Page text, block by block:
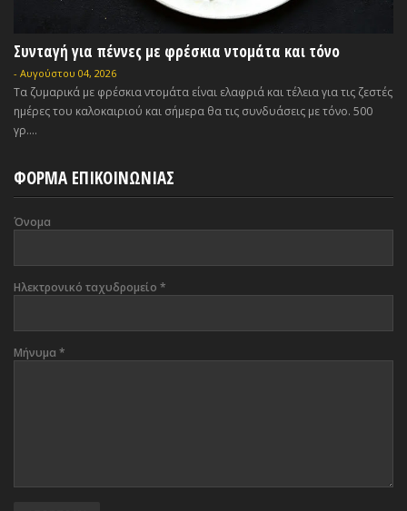
Συνταγή για πέννες με φρέσκια ντομάτα και τόνο
- Αυγούστου 04, 2026
Τα ζυμαρικά με φρέσκια ντομάτα είναι ελαφριά και τέλεια για τις ζεστές
ημέρες του καλοκαιριού και σήμερα θα τις συνδυάσεις με τόνο. 500
γρ....
ΦΟΡΜΑ ΕΠΙΚΟΙΝΩΝΙΑΣ
Όνομα
Ηλεκτρονικό ταχυδρομείο *
Μήνυμα *